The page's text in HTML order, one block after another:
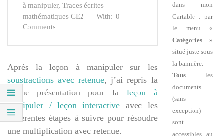
à manipuler, Traces écrites
mathématiques CE2
With: 0
Comments
Après la leçon à manipuler sur les
soustractions avec retenue, j’ai repris la
même présentation pour la leçon à
manipuler / leçon interactive avec les
différentes étapes à suivre pour résoudre
une multiplication avec retenue.
dans mon
Cartable : par
le menu «
Catégories »
situé juste sous
la bannière.
Tous les
documents
(sans
exception)
sont
accessibles au